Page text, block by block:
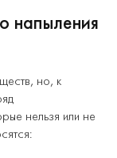
напыления
но, к
нельзя или не